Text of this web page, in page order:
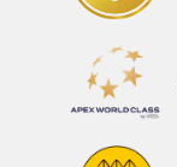
ANAマイレージクラ
サイクリング